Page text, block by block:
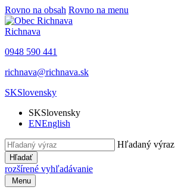
Rovno na obsah Rovno na menu
Richnava
0948 590 441
richnava@richnava.sk
SKSlovensky
SKSlovensky
ENEnglish
Hľadaný výraz
Hľadať
rozšírené vyhľadávanie
Menu